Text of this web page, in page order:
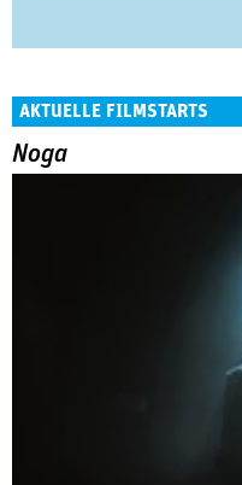
AKTUELLE FILMSTARTS
Noga